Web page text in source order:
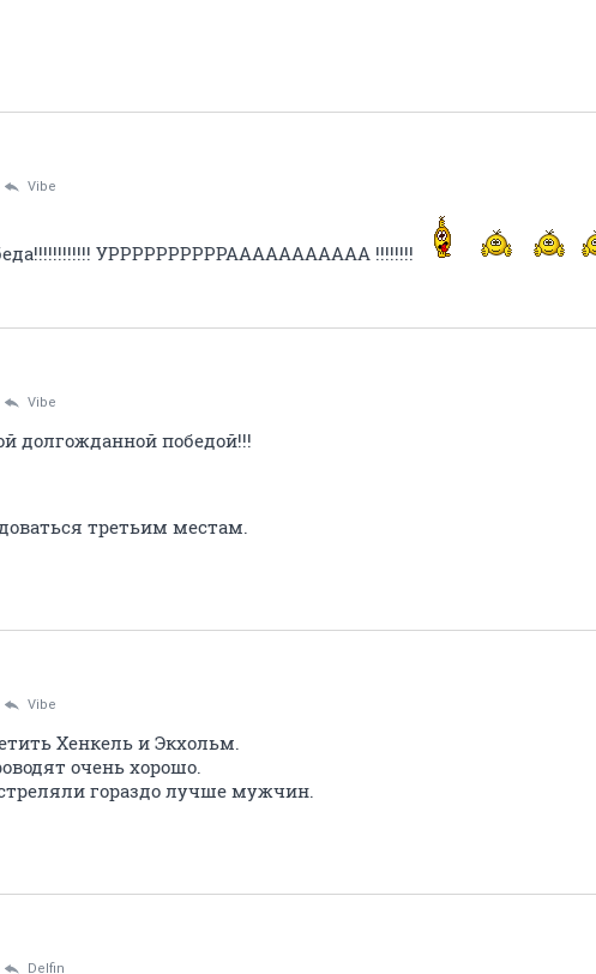
Vibe
УРРРРРРРРРРААААААААААА !!!!!!!!
Vibe
долгожданной победой!!!
третьим местам.
Vibe
Хенкель и Экхольм.
очень хорошо.
гораздо лучше мужчин.
Delfin